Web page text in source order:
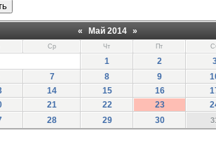
« Май 2014 »
Ср Чт Пт
1 2
7 8 9
14 15 16
21 22 23
28 29 30